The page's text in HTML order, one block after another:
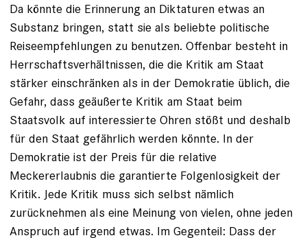
Da könnte die Erinnerung an Diktaturen etwas an
Substanz bringen, statt sie als beliebte politische
Reiseempfehlungen zu benutzen. Offenbar besteht in
Herrschaftsverhältnissen, die die Kritik am Staat
stärker einschränken als in der Demokratie üblich, die
Gefahr, dass geäußerte Kritik am Staat beim
Staatsvolk auf interessierte Ohren stößt und deshalb
für den Staat gefährlich werden könnte. In der
Demokratie ist der Preis für die relative
Meckererlaubnis die garantierte Folgenlosigkeit der
Kritik. Jede Kritik muss sich selbst nämlich
zurücknehmen als eine Meinung von vielen, ohne jeden
Anspruch auf irgend etwas. Im Gegenteil: Dass der